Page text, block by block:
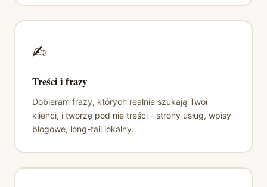
✍️
Treści i frazy
Dobieram frazy, których realnie szukają Twoi
klienci, i tworzę pod nie treści - strony usług, wpisy
blogowe, long-tail lokalny.